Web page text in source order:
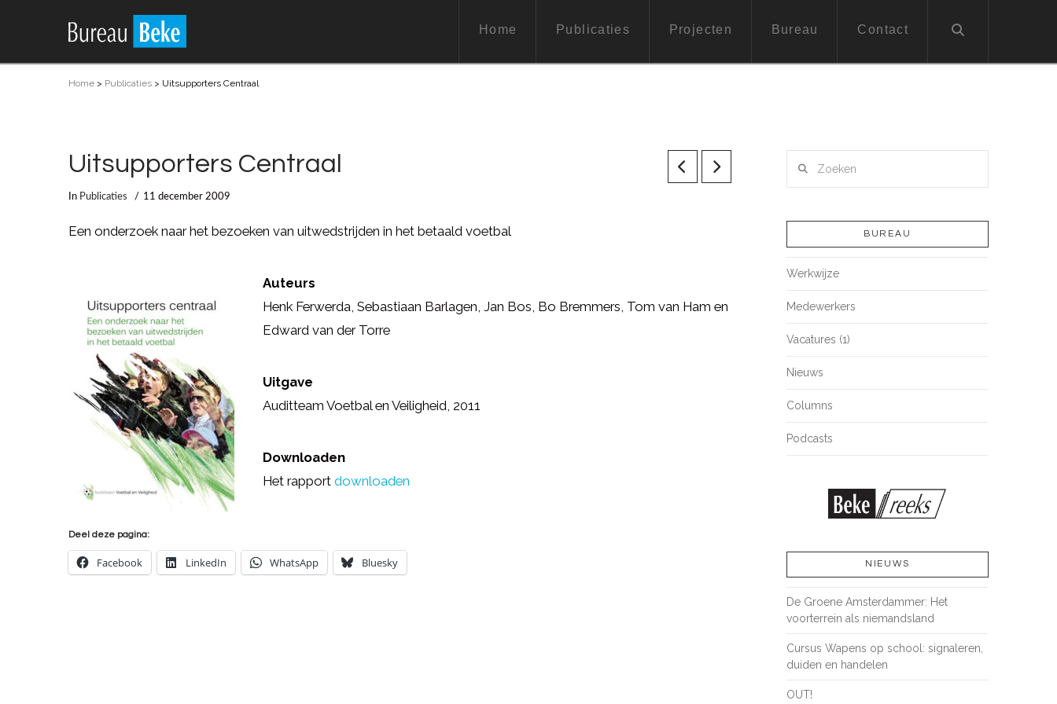
Home Publicaties Projecten Bureau Contact
Home > Publicaties > Uitsupporters Centraal
Uitsupporters Centraal
In Publicaties 11 december 2009
Een onderzoek naar het bezoeken van uitwedstrijden in het betaald voetbal
Auteurs
Henk Ferwerda, Sebastiaan Barlagen, Jan Bos, Bo Bremmers, Tom van Ham en
Edward van der Torre
Uitgave
Auditteam Voetbal en Veiligheid, 2011
Downloaden
Het rapportdownloaden
Deel deze pagina:
Facebook LinkedIn WhatsApp Bluesky
BUREAU
Werkwijze
Medewerkers
Vacatures (1)
Nieuws
Columns
Podcasts
NIEUWS
De Groene Amsterdammer: Het
voorterrein als niemandsland
Cursus Wapens op school: signaleren,
duiden en handelen
OUT!